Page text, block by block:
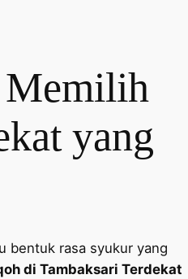
Memilih
yang
bentuk rasa syukur yang
di Tambaksari Terdekat